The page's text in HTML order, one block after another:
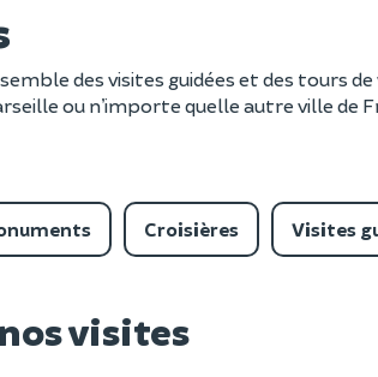
des visites guidées et des tours
ou n’importe quelle autre ville de
Croisières Visites
visites